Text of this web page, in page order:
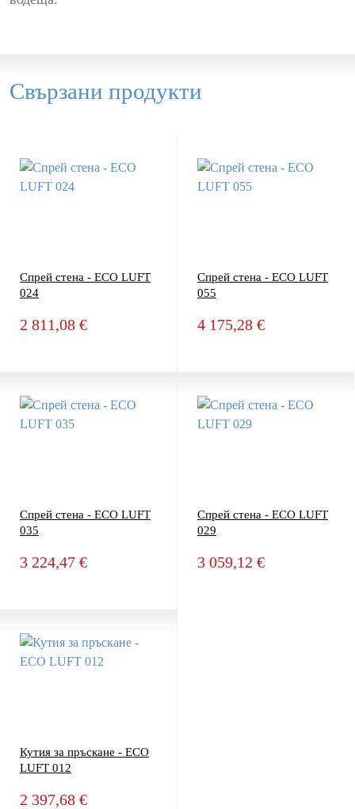
Свързани продукти
Спрей стена - ECO LUFT
024
2 811,08 €
Спрей стена - ECO LUFT
055
4 175,28 €
Спрей стена - ECO LUFT
035
3 224,47 €
Спрей стена - ECO LUFT
029
3 059,12 €
Кутия за пръскане - ECO
LUFT 012
2 397,68 €